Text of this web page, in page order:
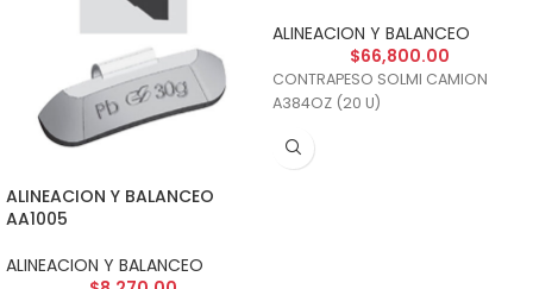
ALINEACION Y BALANCEO
AA1005
ALINEACION Y BALANCEO
ALINEACION Y BALANCEO
$66,800.00
CONTRAPESO SOLMI CAMION
A384OZ (20 U)